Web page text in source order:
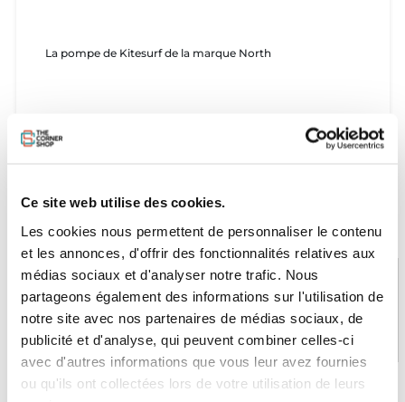
Ce site web utilise des cookies.
Les cookies nous permettent de personnaliser le contenu
et les annonces, d'offrir des fonctionnalités relatives aux
médias sociaux et d'analyser notre trafic. Nous
partageons également des informations sur l'utilisation de
notre site avec nos partenaires de médias sociaux, de
publicité et d'analyse, qui peuvent combiner celles-ci
avec d'autres informations que vous leur avez fournies
ou qu'ils ont collectées lors de votre utilisation de leurs
La pompe de Kitesurf de la marque North
PAIEMENT SÉCURISÉ
CB, VISA, Mastercard, ALMA
STOCK EN TEMPS RÉEL
Plus de 5000 produits en stock